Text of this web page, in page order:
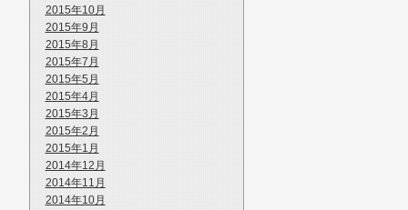
2015年10月
2015年9月
2015年8月
2015年7月
2015年5月
2015年4月
2015年3月
2015年2月
2015年1月
2014年12月
2014年11月
2014年10月